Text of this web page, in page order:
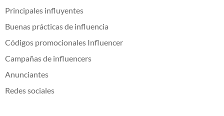
Principales influyentes
Buenas prácticas de influencia
Códigos promocionales Influencer
Campañas de influencers
Anunciantes
Redes sociales